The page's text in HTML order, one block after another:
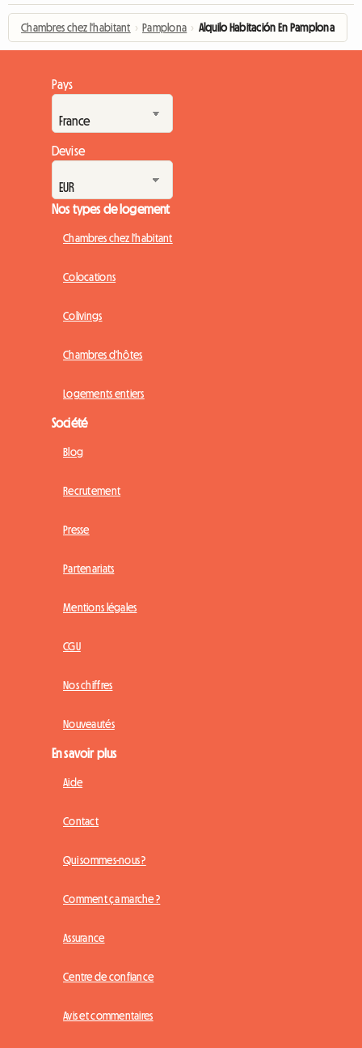
Chambres chez l'habitant › Pamplona › Alquilo Habitación En Pamplona
Pays
Devise
Nos types de logement
Chambres chez l'habitant
Colocations
Colivings
Chambres d'hôtes
Logements entiers
Société
Blog
Recrutement
Presse
Partenariats
Mentions légales
CGU
Nos chiffres
Nouveautés
En savoir plus
Aide
Contact
Qui sommes-nous ?
Comment ça marche ?
Assurance
Centre de confiance
Avis et commentaires